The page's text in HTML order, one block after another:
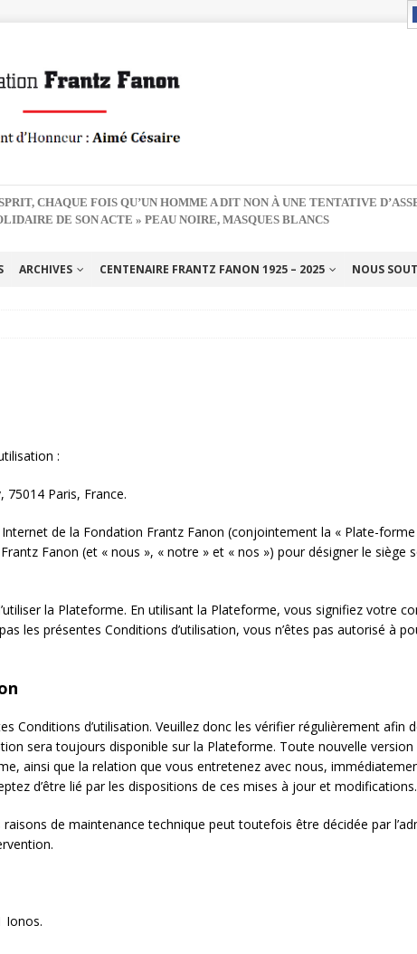
CHAQUE FOIS QU’UN HOMME A DIT NON À UNE TENTATIVE
DE SON ACTE » PEAU NOIRE, MASQUES BLANCS
ARCHIVES CENTENAIRE FRANTZ FANON 1925 – 2025 NOUS
:
Paris, France.
de la Fondation Frantz Fanon (conjointement la « Plate-forme
Fanon (et « nous », « notre » et « nos ») pour désigner le siège
la Plateforme. En utilisant la Plateforme, vous signifiez votre
les présentes Conditions d’utilisation, vous n’êtes pas autorisé à
d’utilisation. Veuillez donc les vérifier régulièrement afin
sera toujours disponible sur la Plateforme. Toute nouvelle version
ainsi que la relation que vous entretenez avec nous,
d’être lié par les dispositions de ces mises à jour et modifications.
de maintenance technique peut toutefois être décidée par
Ionos.